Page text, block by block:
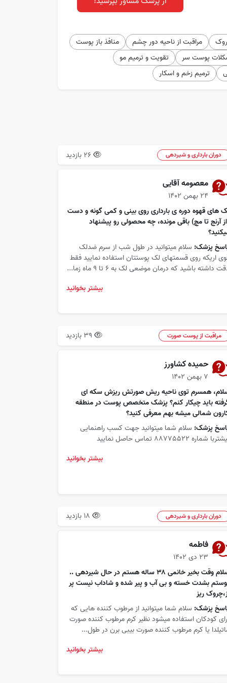
مراقبت از ناحیه دور چشم
منافذ باز پوست
پوست سر
تقویت و ترمیم مو
ترمیم زخم و اسکار
دوران بارداری و شیردهی
معصومه آقایی
۲۴ بهمن ۱۴۰۲
های قهوه دوره ی بارداری روی بینی و کمی گونه و دست
آرنج تا مچ) باقی مونده، چه محصولی رو پیشنهاد
پزشک: سلام میتوانید در طول شب از سرم ضدلک
اریکه روی قسمتهای لک پوستتان استفاده نمایید فقط
داشته باشید که درمان موضعی لک به ۶ تا ۹ ماه زما...
بیشتر بخوانید
مراقبت از پوست صورت
حمیده کشاورز
۷ بهمن ۱۴۰۲
همسرم توی ناحیه ریش صورتش ریزش سکه ای
باید چیکار کنم؟ پزشک متخصص پوست در منطقه
شمالی میشه بهم معرفی کنید؟
پزشک: سلام شما میتوانید جهت کسب راهنمایی
شماره 88775522 تماس حاصل نمایید
بیشتر بخوانید
دوران بارداری و شیردهی
فاطمه
۲۳ دی ۱۴۰۲
سلام وقت بخیر خانمی ۳۸ ساله هستم در حال شیردهی ..
بشدت خسته و بی آب و پیر شده و شاداب نیست پر
ریز
پزشک: سلام شما میتوانید از مرطوب کننده هایی که
کودکان استفاده میشود نظیر کرم مرطوب کننده صورت
یا کرم مرطوب کننده صورت بیبی برن در طول...
بیشتر بخوانید